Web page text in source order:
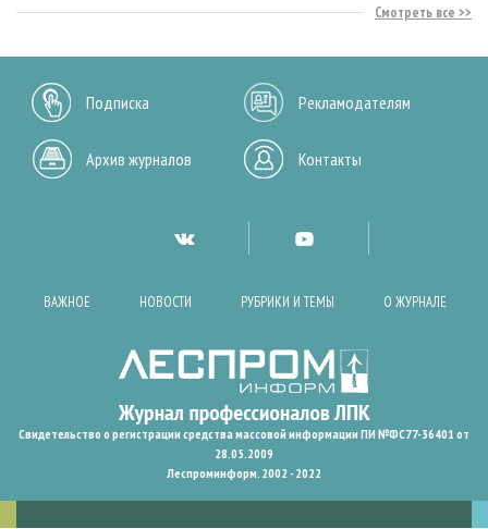
Смотреть все
Подписка Рекламодателям
Архив журналов Контакты
ВАЖНОЕ НОВОСТИ РУБРИКИ И ТЕМЫ О ЖУРНАЛЕ
Свидетельство о регистрации средства массовой информации ПИ №ФС77-36401 от
28.05.2009
Леспроминформ. 2002 - 2022